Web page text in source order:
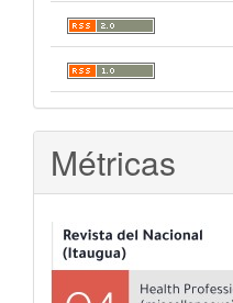
Métricas